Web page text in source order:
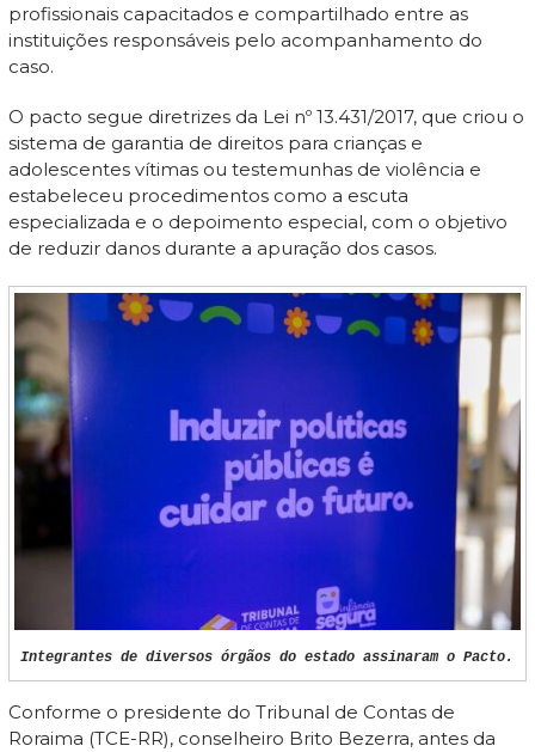
profissionais capacitados e compartilhado entre as
instituições responsáveis pelo acompanhamento do
caso.
O pacto segue diretrizes da Lei nº 13.431/2017, que criou o
sistema de garantia de direitos para crianças e
adolescentes vítimas ou testemunhas de violência e
estabeleceu procedimentos como a escuta
especializada e o depoimento especial, com o objetivo
de reduzir danos durante a apuração dos casos.
Integrantes de diversos órgãos do estado assinaram o Pacto.
Conforme o presidente do Tribunal de Contas de
Roraima (TCE-RR), conselheiro Brito Bezerra, antes da